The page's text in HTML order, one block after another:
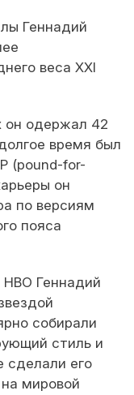
Геннадий
веса XXI
он одержал 42
время был
(pound-for-
он
по версиям
пояса
Геннадий
собирали
стиль и
сделали его
мировой